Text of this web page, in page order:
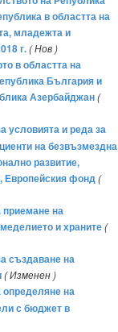
в областта на
младежта и
г.( Нов )
в областта на
България и
Азербайджан(
условията и реда за
на безвъзмездна
развитие,
Европейския фонд(
приемане на
и храните(
създаване на
( Изменен )
определяне на
с бюджет в